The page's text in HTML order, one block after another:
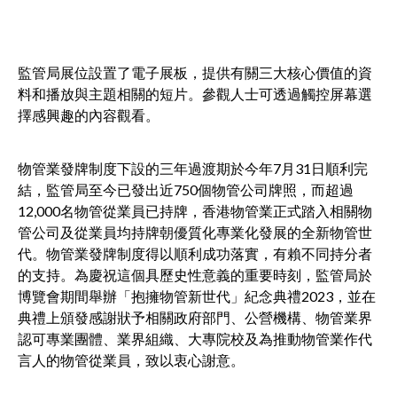
監管局展位設置了電子展板，提供有關三大核心價值的資
料和播放與主題相關的短片。參觀人士可透過觸控屏幕選
擇感興趣的內容觀看。
物管業發牌制度下設的三年過渡期於今年7月31日順利完
結，監管局至今已發出近750個物管公司牌照，而超過
12,000名物管從業員已持牌，香港物管業正式踏入相關物
管公司及從業員均持牌朝優質化專業化發展的全新物管世
代。物管業發牌制度得以順利成功落實，有賴不同持分者
的支持。為慶祝這個具歷史性意義的重要時刻，監管局於
博覽會期間舉辦「抱擁物管新世代」紀念典禮2023，並在
典禮上頒發感謝狀予相關政府部門、公營機構、物管業界
認可專業團體、業界組織、大專院校及為推動物管業作代
言人的物管從業員，致以衷心謝意。